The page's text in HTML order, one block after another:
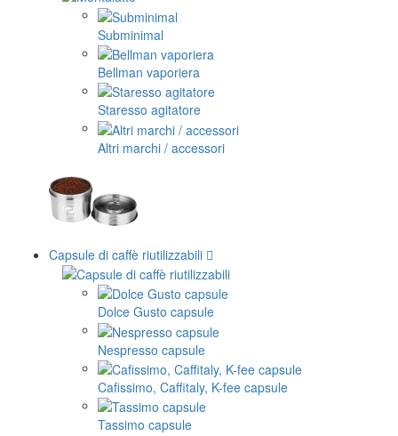
Subminimal
Bellman vaporiera
Staresso agitatore
Altri marchi / accessori
Capsule di caffè riutilizzabili
Dolce Gusto capsule
Nespresso capsule
Cafissimo, Caffitaly, K-fee capsule
Tassimo capsule